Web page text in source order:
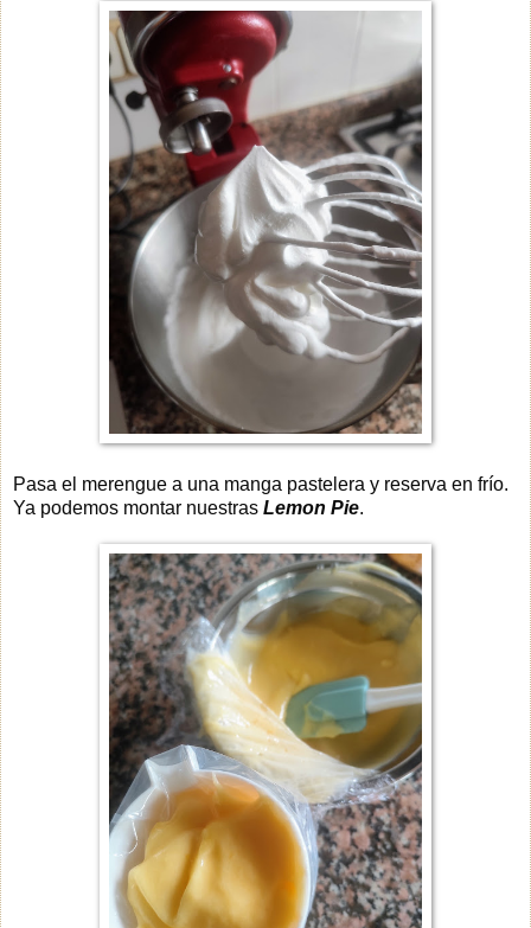
Pasa el merengue a una manga pastelera y reserva en frío.
Ya podemos montar nuestras Lemon Pie.